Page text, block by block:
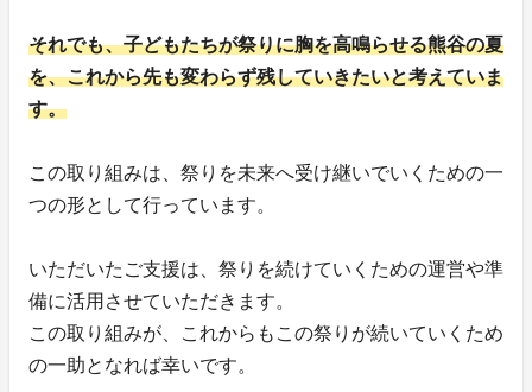
それでも、子どもたちが祭りに胸を高鳴らせる熊谷の夏
を、これから先も変わらず残していきたいと考えていま
す。
この取り組みは、祭りを未来へ受け継いでいくための一
つの形として行っています。
いただいたご支援は、祭りを続けていくための運営や準
備に活用させていただきます。
この取り組みが、これからもこの祭りが続いていくため
の一助となれば幸いです。